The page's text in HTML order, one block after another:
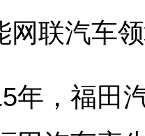
网联汽车
，福田汽